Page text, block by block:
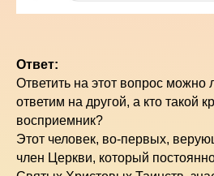
Ответ:
Ответить на этот вопрос можно
ответим на другой, а кто такой
восприемник?
Этот человек, во-первых,
член Церкви, который